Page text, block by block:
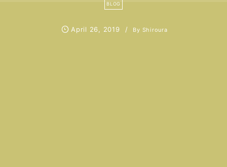
BLOG
April 26 2019 By Shiroura